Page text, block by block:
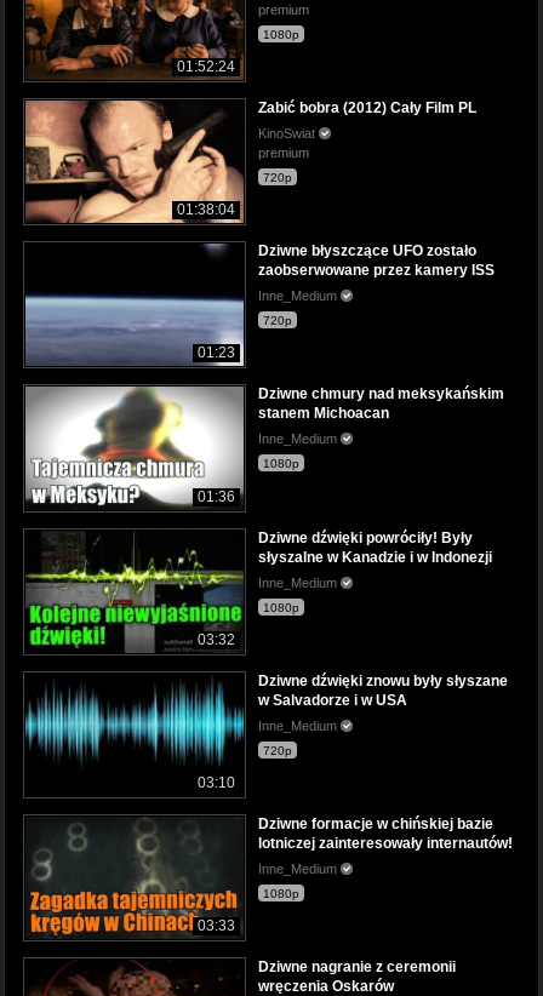
01:52:24
premium
1080p
01:38:04
Zabić bobra (2012) Cały Film PL
KinoSwiat
premium
720p
01:23
Dziwne błyszczące UFO zostało
zaobserwowane przez kamery ISS
Inne_Medium
720p
01:36
Dziwne chmury nad meksykańskim
stanem Michoacan
Inne_Medium
1080p
03:32
Dziwne dźwięki powróciły! Były
słyszalne w Kanadzie i w Indonezji
Inne_Medium
1080p
03:10
Dziwne dźwięki znowu były słyszane
w Salvadorze i w USA
Inne_Medium
720p
03:33
Dziwne formacje w chińskiej bazie
lotniczej zainteresowały internautów!
Inne_Medium
1080p
Dziwne nagranie z ceremonii
wręczenia Oskarów